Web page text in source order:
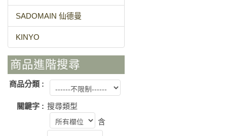
SADOMAIN 仙德曼
KINYO
商品進階搜尋
商品分類 :
關鍵字 : 搜尋類型
含